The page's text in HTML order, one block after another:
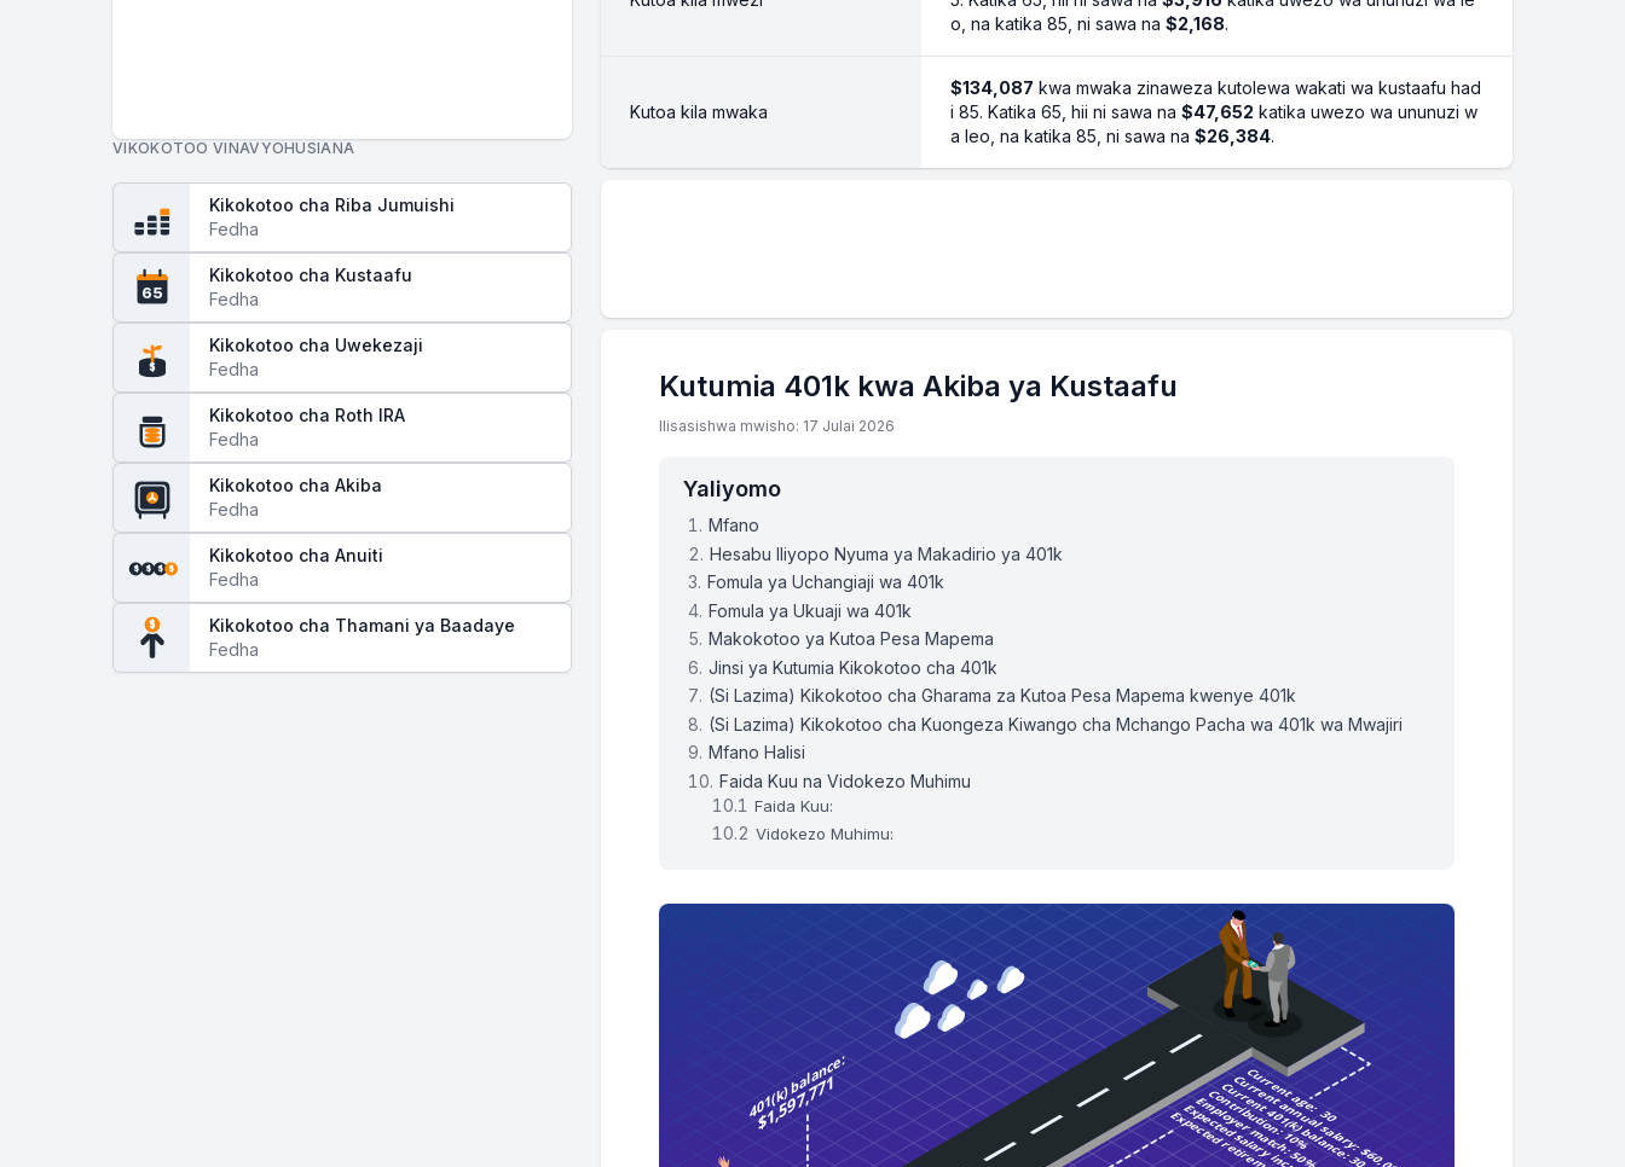
VIKOKOTOO VINAVYOHUSIANA
Kikokotoo cha Riba Jumuishi
Fedha
65
Kikokotoo cha Kustaafu
Fedha
$
Kikokotoo cha Uwekezaji
Fedha
Kikokotoo cha Roth IRA
Fedha
Kikokotoo cha Akiba
Fedha
$ $ $ $
Kikokotoo cha Anuiti
Fedha
$
Kikokotoo cha Thamani ya Baadaye
Fedha
o, na katika 85, ni sawa na $2,168.
Kutoa kila mwaka
$134,087 kwa mwaka zinaweza kutolewa wakati wa kustaafu had
i 85. Katika 65, hii ni sawa na $47,652 katika uwezo wa ununuzi w
a leo, na katika 85, ni sawa na $26,384.
Kutumia 401k kwa Akiba ya Kustaafu
Ilisasishwa mwisho: 17 Julai 2026
Yaliyomo
Mfano
Hesabu Iliyopo Nyuma ya Makadirio ya 401k
Fomula ya Uchangiaji wa 401k
Fomula ya Ukuaji wa 401k
Makokotoo ya Kutoa Pesa Mapema
Jinsi ya Kutumia Kikokotoo cha 401k
(Si Lazima) Kikokotoo cha Gharama za Kutoa Pesa Mapema kwenye 401k
(Si Lazima) Kikokotoo cha Kuongeza Kiwango cha Mchango Pacha wa 401k wa Mwajiri
Mfano Halisi
Faida Kuu na Vidokezo Muhimu
Faida Kuu:
Vidokezo Muhimu: